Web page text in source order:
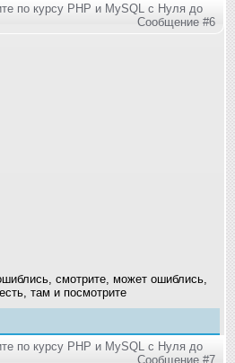
по курсу PHP и MySQL с Нуля до
Сообщение #6
смотрите, может ошиблись,
там и посмотрите
по курсу PHP и MySQL с Нуля до
Сообщение #7